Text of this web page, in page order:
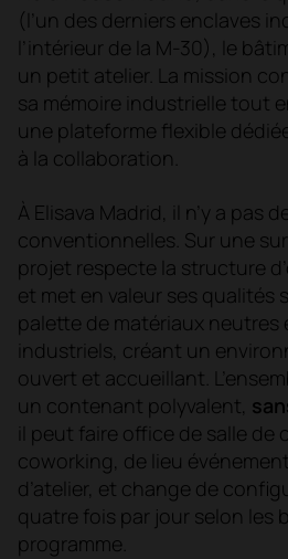
(l’un des derniers enclaves
l’intérieur de la M-30), le
un petit atelier. La mission
sa mémoire industrielle tout
une plateforme flexible
à la collaboration.
À Elisava Madrid, il n’y a pas
conventionnelles. Sur une
projet respecte la structure
et met en valeur ses qualités
palette de matériaux neutres
industriels, créant un
ouvert et accueillant.
un contenant polyvalent,
il peut faire office de salle de
coworking, de lieu
d’atelier, et change de
quatre fois par jour selon les
programme.